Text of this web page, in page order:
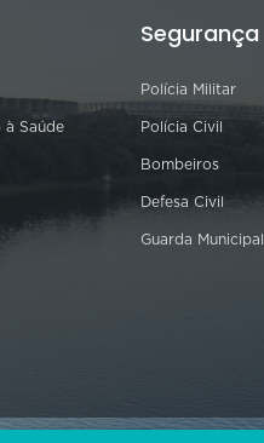
à Saúde
Segurança
Polícia Militar
Polícia Civil
Bombeiros
Defesa Civil
Guarda Municipal